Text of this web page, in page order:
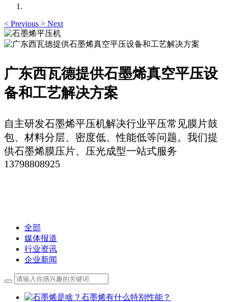
< Previous > Next
广东西瓦德提供石墨烯真空平压设
备和工艺解决方案
自主研发石墨烯平压机解决行业平压常见膜片鼓
包、材料分层、密度低、性能低等问题。我们提
供石墨烯膜压片、压光成型一站式服务
13798808925
全部
媒体报道
行业资讯
企业新闻